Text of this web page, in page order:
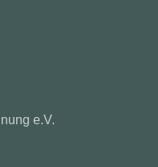
e.V.